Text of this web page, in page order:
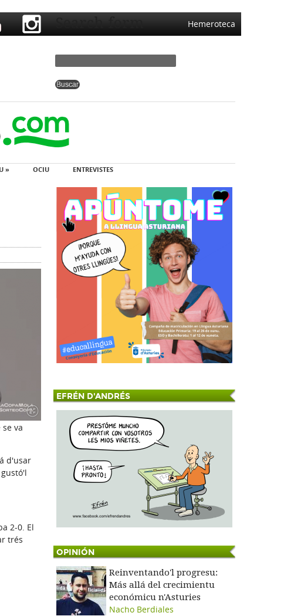
Hemeroteca
Search form
» OCIU ENTREVISTES
va
d'usar
2-0. El
trés
EFRÉN D'ANDRÉS
OPINIÓN
Reinventando'l progresu:
Más allá del crecimientu
económicu n'Asturies
Nacho Berdiales